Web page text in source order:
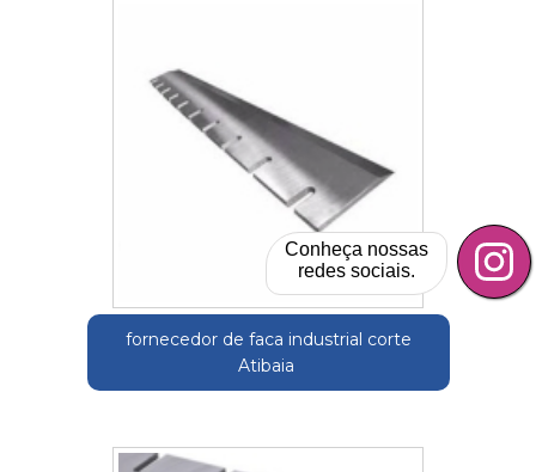
fornecedor de faca industrial corte
Atibaia
Conheça nossas
redes sociais.